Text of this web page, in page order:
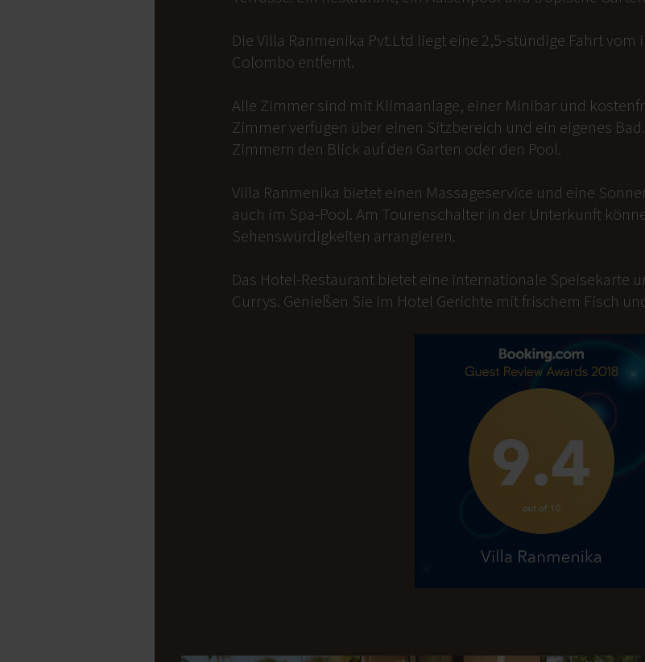
Die Villa Ranmenika Pvt.Ltd liegt eine 2,5-stündige Fahrt
Colombo entfernt.
Alle Zimmer sind mit Klimaanlage, einer Minibar und
Zimmer verfügen über einen Sitzbereich und ein eigenes
Zimmern den Blick auf den Garten oder den Pool.
Villa Ranmenika bietet einen Massageservice und eine
auch im Spa-Pool. Am Tourenschalter in der Unterkunft
Sehenswürdigkeiten arrangieren.
Das Hotel-Restaurant bietet eine internationale Speisekarte
Currys. Genießen Sie im Hotel Gerichte mit frischem Fisch